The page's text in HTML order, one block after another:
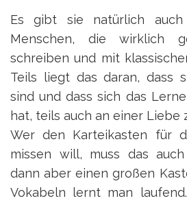
Es gibt sie natürlich
Menschen, die wirklich
schreiben und mit
Teils liegt das daran, dass
sind und dass sich das
hat, teils auch an einer Liebe
Wer den Karteikasten für
missen will, muss das
dann aber einen großen
Vokabeln lernt man